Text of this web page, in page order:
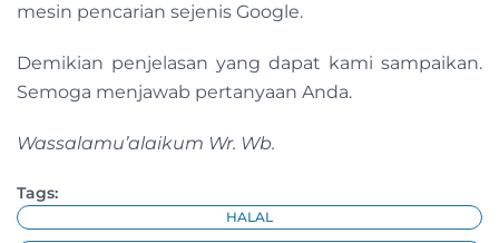
mesin pencarian sejenis Google.
Demikian penjelasan yang dapat kami sampaikan.
Semoga menjawab pertanyaan Anda.
Wassalamu’alaikum Wr. Wb.
Tags:
HALAL